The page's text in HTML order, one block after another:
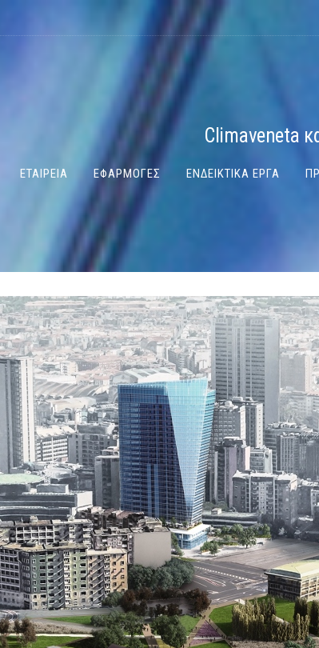
ΕΤΑΙΡΕΙΑ ΕΦΑΡΜΟΓΕΣ ΕΝΔΕΙΚΤΙΚΑ ΕΡΓΑ
Climaveneta